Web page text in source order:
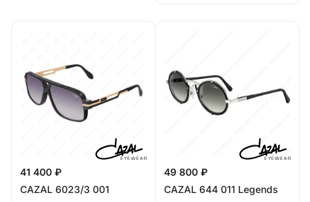
41 400 ₽
CAZAL 6023/3 001
49 800 ₽
CAZAL 644 011 Legends